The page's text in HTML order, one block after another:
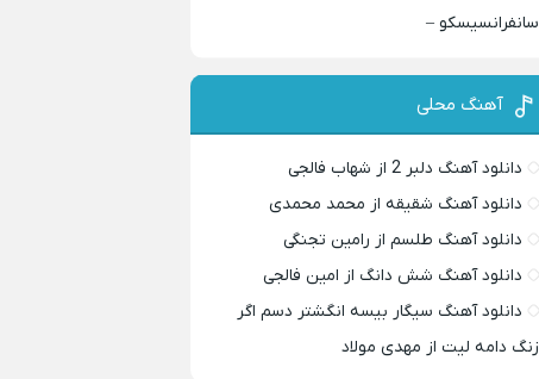
سانفرانسیسکو –
آهنگ محلی
دانلود آهنگ دلبر 2 از شهاب فالجی
دانلود آهنگ شقیقه از محمد محمدی
دانلود آهنگ طلسم از رامین تجنگی
دانلود آهنگ شش دانگ از امین فالجی
دانلود آهنگ سیگار بیسه انگشتر دسم اگر
زنگ دامه لیت از مهدی مولاد